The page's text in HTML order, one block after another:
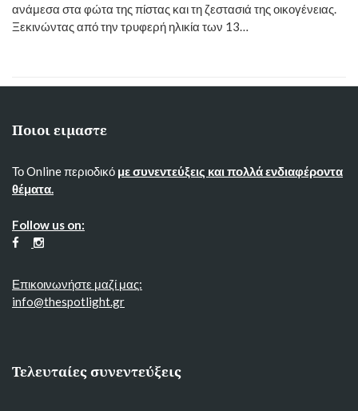
ανάμεσα στα φώτα της πίστας και τη ζεστασιά της οικογένειας.
Ξεκινώντας από την τρυφερή ηλικία των 13…
Ποιοι ειμαστε
Το Online περιοδικό με συνεντεύξεις και πολλά ενδιαφέροντα
θέματα.
Follow us on:
Επικοινωνήστε μαζί μας:
info@thespotlight.gr
Τελευταίες συνεντεύξεις